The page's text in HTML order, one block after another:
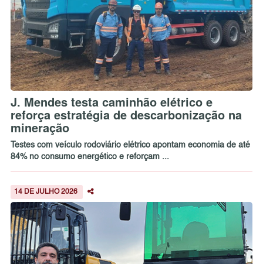
J. Mendes testa caminhão elétrico e
reforça estratégia de descarbonização na
mineração
Testes com veículo rodoviário elétrico apontam economia de até
84% no consumo energético e reforçam ...
14 DE JULHO 2026